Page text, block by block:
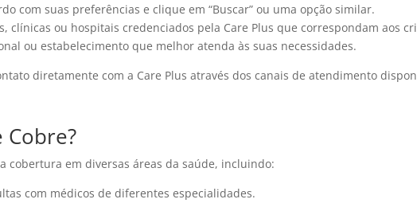
com suas preferências e clique em “Buscar” ou uma opção similar.
clínicas ou hospitais credenciados pela Care Plus que correspondam aos
ou estabelecimento que melhor atenda às suas necessidades.
diretamente com a Care Plus através dos canais de atendimento
Cobre?
cobertura em diversas áreas da saúde, incluindo:
com médicos de diferentes especialidades.